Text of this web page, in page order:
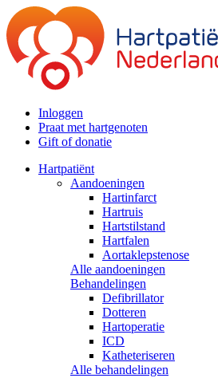
Inloggen
Praat met hartgenoten
Gift of donatie
Hartpatiënt
Aandoeningen
Hartinfarct
Hartruis
Hartstilstand
Hartfalen
Aortaklepstenose
Alle aandoeningen
Behandelingen
Defibrillator
Dotteren
Hartoperatie
ICD
Katheteriseren
Alle behandelingen